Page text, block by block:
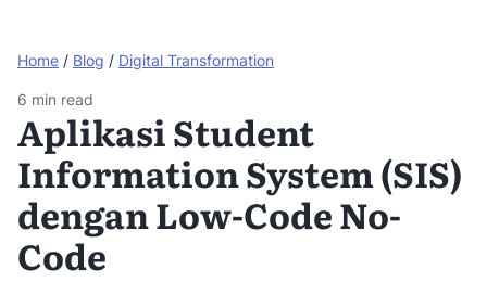
Home / Blog / Digital Transformation
6 min read
Aplikasi Student
Information System (SIS)
dengan Low-Code No-
Code